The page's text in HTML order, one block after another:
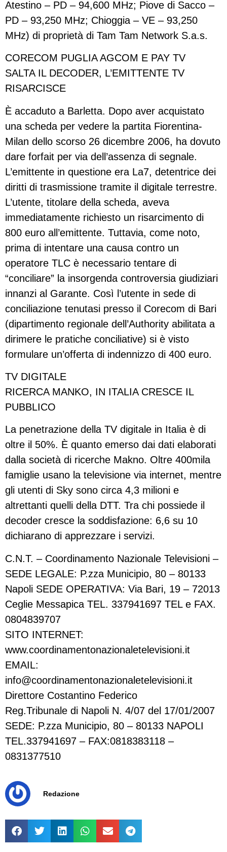
Atestino – PD – 94,600 MHz; Piove di Sacco –
PD – 93,250 MHz; Chioggia – VE – 93,250
MHz) di proprietà di Tam Tam Network S.a.s.
CORECOM PUGLIA AGCOM E PAY TV
SALTA IL DECODER, L’EMITTENTE TV
RISARCISCE
È accaduto a Barletta. Dopo aver acquistato
una scheda per vedere la partita Fiorentina-
Milan dello scorso 26 dicembre 2006, ha dovuto
dare forfait per via dell’assenza di segnale.
L’emittente in questione era La7, detentrice dei
diritti di trasmissione tramite il digitale terrestre.
L’utente, titolare della scheda, aveva
immediatamente richiesto un risarcimento di
800 euro all’emittente. Tuttavia, come noto,
prima di intentare una causa contro un
operatore TLC è necessario tentare di
“conciliare” la insorgenda controversia giudiziari
innanzi al Garante. Così l’utente in sede di
conciliazione tenutasi presso il Corecom di Bari
(dipartimento regionale dell’Authority abilitata a
dirimere le pratiche conciliative) si è visto
formulare un’offerta di indennizzo di 400 euro.
TV DIGITALE
RICERCA MANKO, IN ITALIA CRESCE IL
PUBBLICO
La penetrazione della TV digitale in Italia è di
oltre il 50%. È quanto emerso dai dati elaborati
dalla società di ricerche Makno. Oltre 400mila
famiglie usano la televisione via internet, mentre
gli utenti di Sky sono circa 4,3 milioni e
altrettanti quelli della DTT. Tra chi possiede il
decoder cresce la soddisfazione: 6,6 su 10
dichiarano di apprezzare i servizi.
C.N.T. – Coordinamento Nazionale Televisioni –
SEDE LEGALE: P.zza Municipio, 80 – 80133
Napoli SEDE OPERATIVA: Via Bari, 19 – 72013
Ceglie Messapica TEL. 337941697 TEL e FAX.
0804839707
SITO INTERNET:
www.coordinamentonazionaletelevisioni.it
EMAIL:
info@coordinamentonazionaletelevisioni.it
Direttore Costantino Federico
Reg.Tribunale di Napoli N. 4/07 del 17/01/2007
SEDE: P.zza Municipio, 80 – 80133 NAPOLI
TEL.337941697 – FAX:0818383118 –
0831377510
Redazione